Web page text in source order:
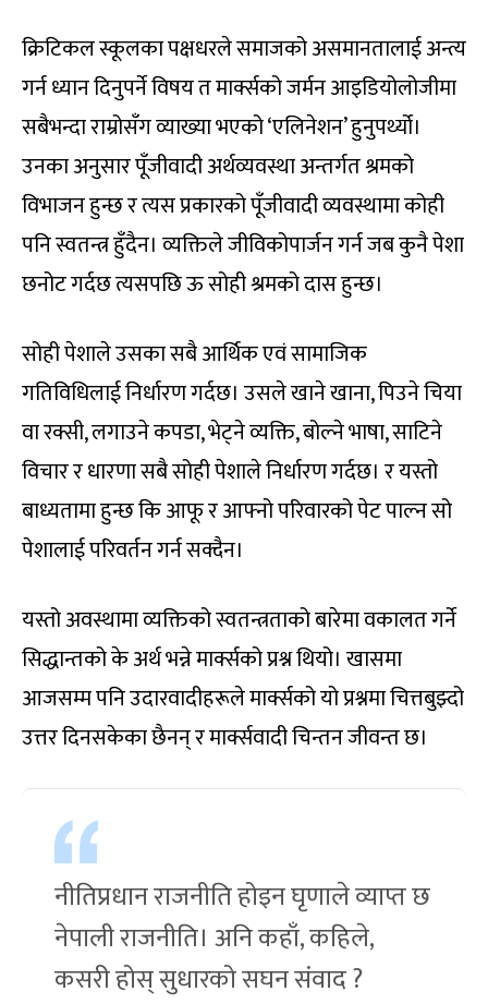
क्रिटिकल स्कूलका पक्षधरले समाजको असमानतालाई अन्त्य
गर्न ध्यान दिनुपर्ने विषय त मार्क्सको जर्मन आइडियोलोजीमा
सबैभन्दा राम्रोसँग व्याख्या भएको ‘एलिनेशन’ हुनुपर्थ्यो।
उनका अनुसार पूँजीवादी अर्थव्यवस्था अन्तर्गत श्रमको
विभाजन हुन्छ र त्यस प्रकारको पूँजीवादी व्यवस्थामा कोही
पनि स्वतन्त्र हुँदैन। व्यक्तिले जीविकोपार्जन गर्न जब कुनै पेशा
छनोट गर्दछ त्यसपछि ऊ सोही श्रमको दास हुन्छ।
सोही पेशाले उसका सबै आर्थिक एवं सामाजिक
गतिविधिलाई निर्धारण गर्दछ। उसले खाने खाना, पिउने चिया
वा रक्सी, लगाउने कपडा, भेट्ने व्यक्ति, बोल्ने भाषा, साटिने
विचार र धारणा सबै सोही पेशाले निर्धारण गर्दछ। र यस्तो
बाध्यतामा हुन्छ कि आफू र आफ्नो परिवारको पेट पाल्न सो
पेशालाई परिवर्तन गर्न सक्दैन।
यस्तो अवस्थामा व्यक्तिको स्वतन्त्रताको बारेमा वकालत गर्ने
सिद्धान्तको के अर्थ भन्ने मार्क्सको प्रश्न थियो। खासमा
आजसम्म पनि उदारवादीहरूले मार्क्सको यो प्रश्नमा चित्तबुझ्दो
उत्तर दिनसकेका छैनन् र मार्क्सवादी चिन्तन जीवन्त छ।
नीतिप्रधान राजनीति होइन घृणाले व्याप्त छ
नेपाली राजनीति। अनि कहाँ, कहिले,
कसरी होस् सुधारको सघन संवाद ?